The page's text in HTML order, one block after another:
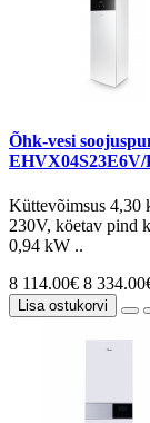
Õhk-vesi
Küttevõimsus 4,30
230V, köetav pind
0,94 kW ..
8 114.00€ 8
Lisa ostukorvi